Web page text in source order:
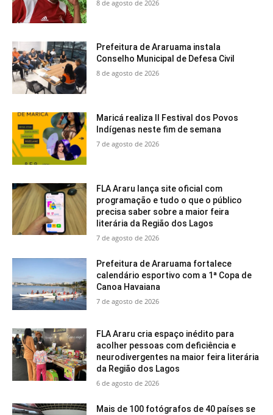
8 de agosto de 2026
Prefeitura de Araruama instala
Conselho Municipal de Defesa Civil
8 de agosto de 2026
Maricá realiza II Festival dos Povos
Indígenas neste fim de semana
7 de agosto de 2026
FLA Araru lança site oficial com
programação e tudo o que o público
precisa saber sobre a maior feira
literária da Região dos Lagos
7 de agosto de 2026
Prefeitura de Araruama fortalece
calendário esportivo com a 1ª Copa de
Canoa Havaiana
7 de agosto de 2026
FLA Araru cria espaço inédito para
acolher pessoas com deficiência e
neurodivergentes na maior feira literária
da Região dos Lagos
6 de agosto de 2026
Mais de 100 fotógrafos de 40 países se